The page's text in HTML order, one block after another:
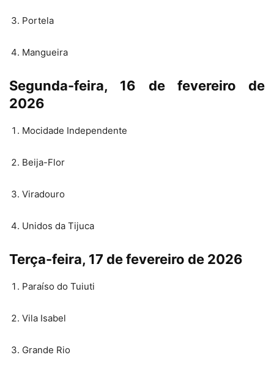
Portela
Mangueira
Segunda-feira, 16 de fevereiro de
2026
Mocidade Independente
Beija-Flor
Viradouro
Unidos da Tijuca
Terça-feira, 17 de fevereiro de 2026
Paraíso do Tuiuti
Vila Isabel
Grande Rio